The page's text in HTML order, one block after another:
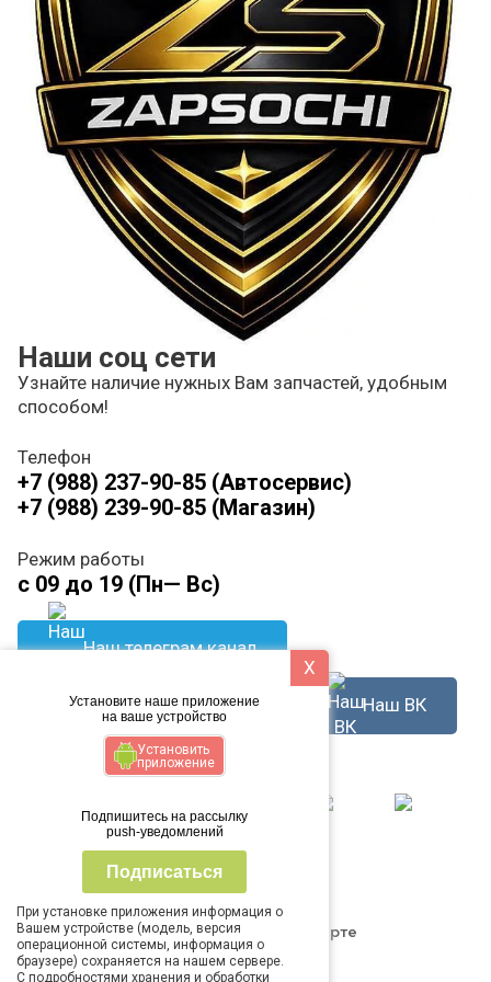
Наши соц сети
Узнайте наличие нужных Вам запчастей, удобным
способом!
Телефон
+7 (988) 237-90-85 (Автосервис)
+7 (988) 239-90-85 (Магазин)
Режим работы
с 09 до 19 (Пн— Вс)
Наш телеграм канал
Написать в WhatsApp Наш ВК
Способ оплаты
Пункт самовывоза на карте
X
Установите наше приложение
на ваше устройство
Установить
приложение
Подпишитесь на рассылку
push-уведомлений
Подписаться
При установке приложения информация о
Вашем устройстве (модель, версия
операционной системы, информация о
браузере) сохраняется на нашем сервере.
С подробностями хранения и обработки